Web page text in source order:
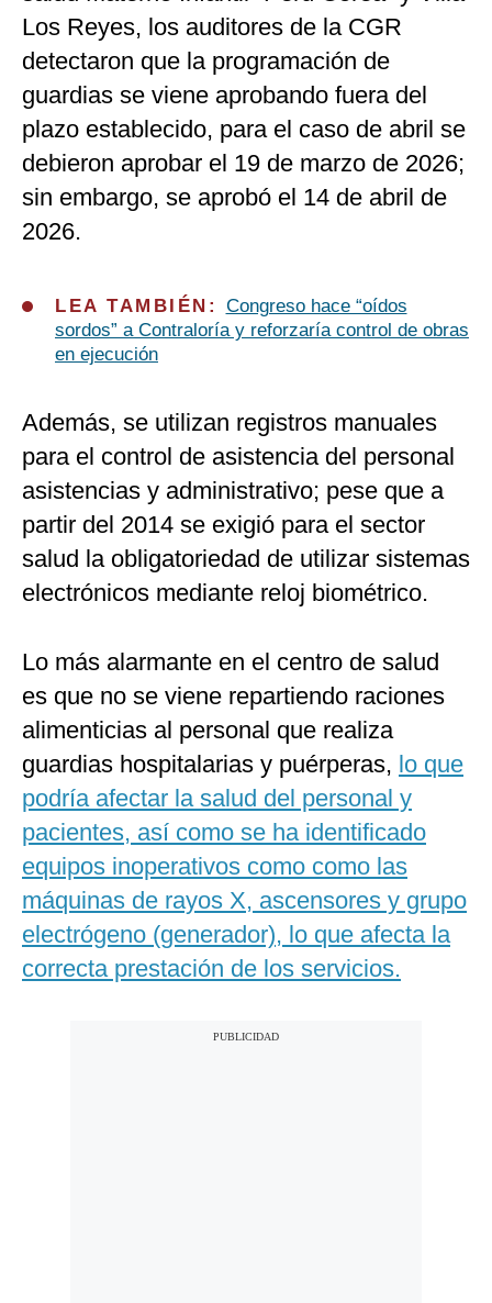
Los Reyes, los auditores de la CGR
detectaron que la programación de
guardias se viene aprobando fuera del
plazo establecido, para el caso de abril se
debieron aprobar el 19 de marzo de 2026;
sin embargo, se aprobó el 14 de abril de
2026.
LEA TAMBIÉN: Congreso hace “oídos
sordos” a Contraloría y reforzaría control de obras
en ejecución
Además, se utilizan registros manuales
para el control de asistencia del personal
asistencias y administrativo; pese que a
partir del 2014 se exigió para el sector
salud la obligatoriedad de utilizar sistemas
electrónicos mediante reloj biométrico.
Lo más alarmante en el centro de salud
es que no se viene repartiendo raciones
alimenticias al personal que realiza
guardias hospitalarias y puérperas, lo que
podría afectar la salud del personal y
pacientes, así como se ha identificado
equipos inoperativos como como las
máquinas de rayos X, ascensores y grupo
electrógeno (generador), lo que afecta la
correcta prestación de los servicios.